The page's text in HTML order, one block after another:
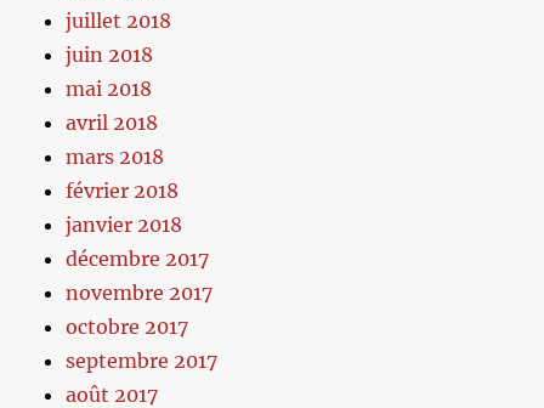
juillet 2018
juin 2018
mai 2018
avril 2018
mars 2018
février 2018
janvier 2018
décembre 2017
novembre 2017
octobre 2017
septembre 2017
août 2017